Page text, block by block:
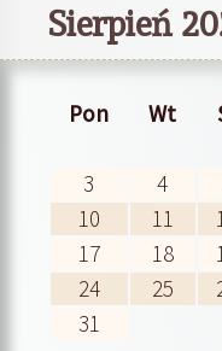
Sierpień
Pon Wt
3
4
10
11
17
18
24
25
31